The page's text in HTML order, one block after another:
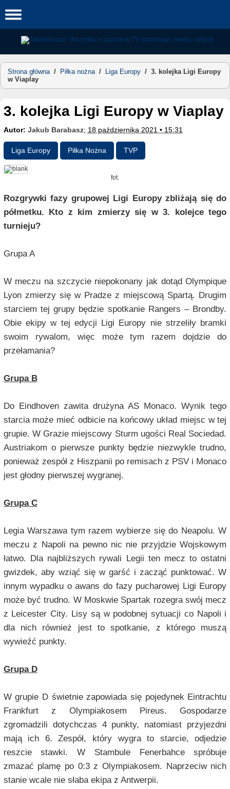
to
Strona główna/ Piłka nożna/ Liga Europy / 3. kolejka Ligi Europy
w Viaplay
3. kolejka Ligi Europy w Viaplay
Autor: Jakub Barabasz; 18 października 2021 • 15:31
Liga Europy Piłka Nożna TVP
fot.
Rozgrywki fazy grupowej Ligi Europy zbliżają się do
półmetku. Kto z kim zmierzy się w 3. kolejce tego
turnieju?
Grupa A
W meczu na szczycie niepokonany jak dotąd Olympique
Lyon zmierzy się w Pradze z miejscową Spartą. Drugim
starciem tej grupy będzie spotkanie Rangers – Brondby.
Obie ekipy w tej edycji Ligi Europy nie strzeliły bramki
swoim rywalom, więc może tym razem dojdzie do
przełamania?
Grupa B
Do Eindhoven zawita drużyna AS Monaco. Wynik tego
starcia może mieć odbicie na końcowy układ miejsc w tej
grupie. W Grazie miejscowy Sturm ugości Real Sociedad.
Austriakom o pierwsze punkty będzie niezwykle trudno,
ponieważ zespół z Hiszpanii po remisach z PSV i Monaco
jest głodny pierwszej wygranej.
Grupa C
Legia Warszawa tym razem wybierze się do Neapolu. W
meczu z Napoli na pewno nic nie przyjdzie Wojskowym
łatwo. Dla najbliższych rywali Legii ten mecz to ostatni
gwizdek, aby wziąć się w garść i zacząć punktować. W
innym wypadku o awans do fazy pucharowej Ligi Europy
może być trudno. W Moskwie Spartak rozegra swój mecz
z Leicester City. Lisy są w podobnej sytuacji co Napoli i
dla nich również jest to spotkanie, z którego muszą
wywieźć punkty.
Grupa D
W grupie D świetnie zapowiada się pojedynek Eintrachtu
Frankfurt z Olympiakosem Pireus. Gospodarze
zgromadzili dotychczas 4 punkty, natomiast przyjezdni
mają ich 6. Zespół, który wygra to starcie, odjedzie
reszcie stawki. W Stambule Fenerbahce spróbuje
zmazać plamę po 0:3 z Olympiakosem. Naprzeciw nich
stanie wcale nie słaba ekipa z Antwerpii.